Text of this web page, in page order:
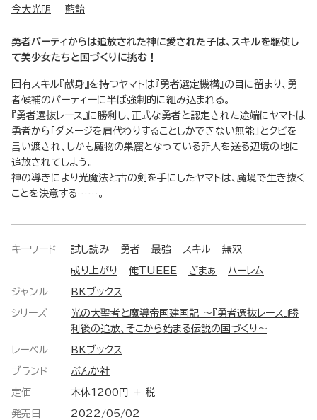
今大光明 藍飴
勇者パーティからは追放された神に愛された子は、スキルを駆使し
て美少女たちと国づくりに挑む！
固有スキル『献身』を持つヤマトは『勇者選定機構』の目に留まり、勇
者候補のパーティーに半ば強制的に組み込まれる。
『勇者選抜レース』に勝利し、正式な勇者と認定された途端にヤマトは
勇者から「ダメージを肩代わりすることしかできない無能」とクビを
言い渡され、しかも魔物の巣窟となっている罪人を送る辺境の地に
追放されてしまう。
神の導きにより光魔法と古の剣を手にしたヤマトは、魔境で生き抜く
ことを決意する……。
キーワード 試し読み 勇者 最強 スキル 無双
成り上がり 俺TUEEE ざまぁ ハーレム
ジャンル BKブックス
シリーズ
光の大聖者と魔導帝国建国記 ～『勇者選抜レース』勝
利後の追放、そこから始まる伝説の国づくり～
レーベル BKブックス
ブランド ぶんか社
定価 本体1200円 ＋ 税
発売日 2022/05/02